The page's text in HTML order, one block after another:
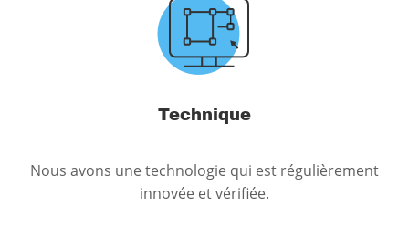
Technique
Nous avons une technologie qui est régulièrement
innovée et vérifiée.